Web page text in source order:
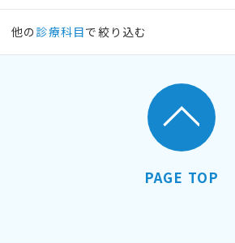
他の 診療科目で絞り込む
PAGE TOP